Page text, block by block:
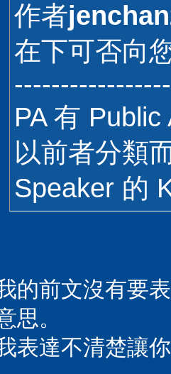
作者
在下可否向
PA 有
以前者分類
Speaker 的
的前文沒有要
思。
表達不清楚讓